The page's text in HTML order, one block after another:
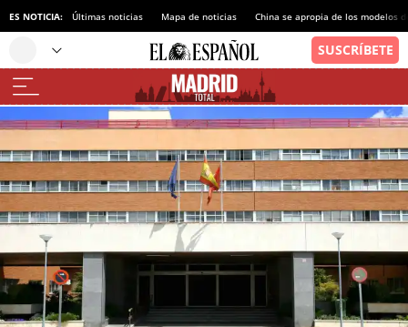
ES NOTICIA: Últimas noticias Mapa de noticias China se apropia de los modelos